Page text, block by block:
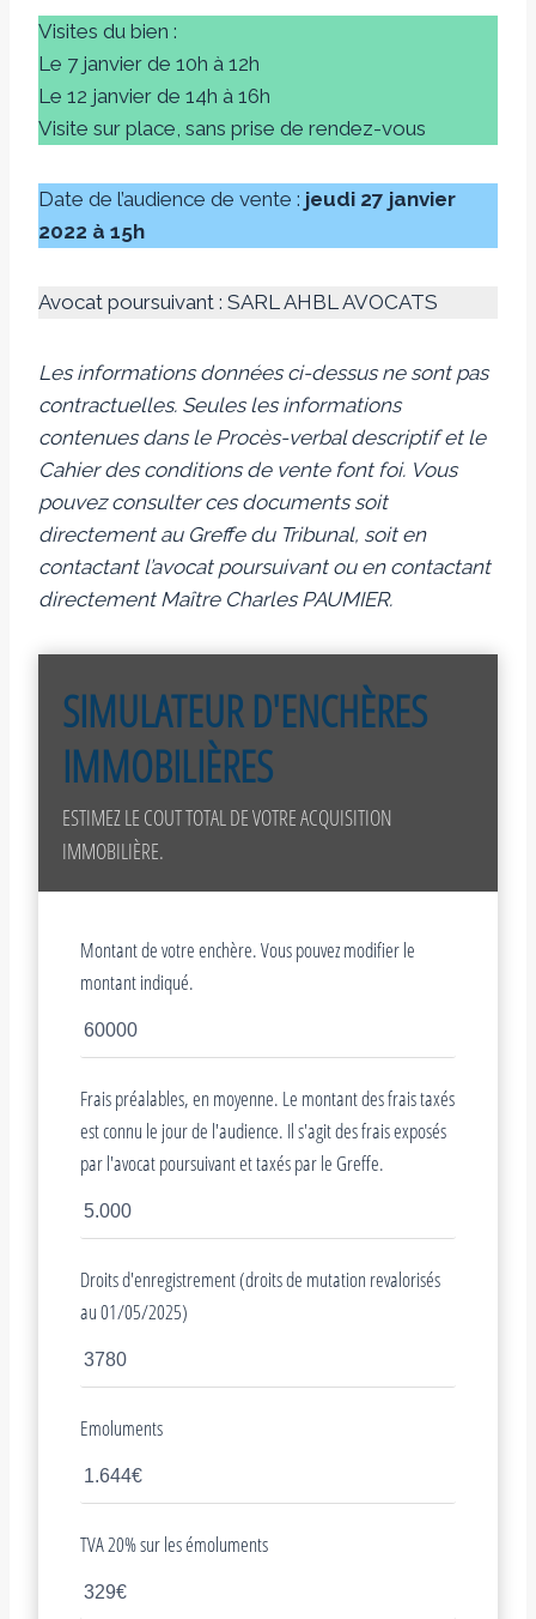
Visites du bien :
Le 7 janvier de 10h à 12h
Le 12 janvier de 14h à 16h
Visite sur place, sans prise de rendez-vous
Date de l’audience de vente : jeudi 27 janvier
2022 à 15h
Avocat poursuivant : SARL AHBL AVOCATS
Les informations données ci-dessus ne sont pas
contractuelles. Seules les informations
contenues dans le Procès-verbal descriptif et le
Cahier des conditions de vente font foi. Vous
pouvez consulter ces documents soit
directement au Greffe du Tribunal, soit en
contactant l’avocat poursuivant ou en contactant
directement Maître Charles PAUMIER.
SIMULATEUR D'ENCHÈRES
IMMOBILIÈRES
ESTIMEZ LE COUT TOTAL DE VOTRE ACQUISITION
IMMOBILIÈRE.
Montant de votre enchère. Vous pouvez modifier le
montant indiqué.
Frais préalables, en moyenne. Le montant des frais taxés
est connu le jour de l'audience. Il s'agit des frais exposés
par l'avocat poursuivant et taxés par le Greffe.
Droits d'enregistrement (droits de mutation revalorisés
au 01/05/2025)
Emoluments
TVA 20% sur les émoluments